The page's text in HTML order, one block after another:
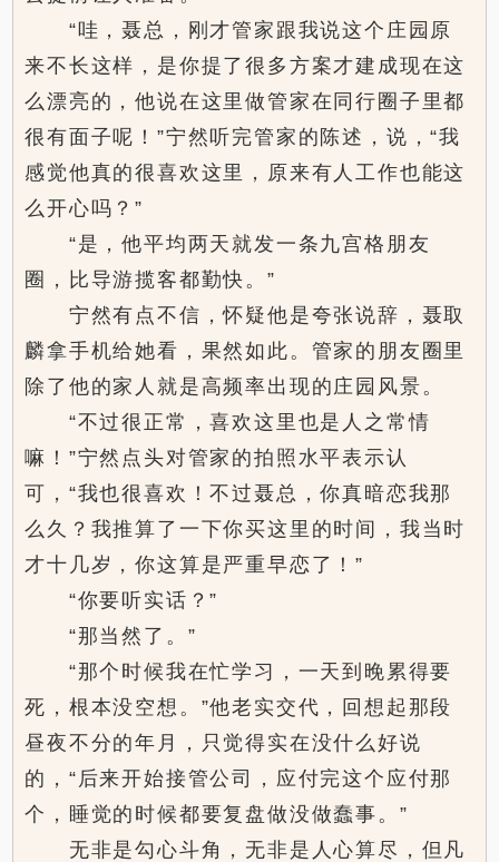
“哇，聂总，刚才管家跟我说这个庄园原
来不长这样，是你提了很多方案才建成现在这
么漂亮的，他说在这里做管家在同行圈子里都
很有面子呢！”宁然听完管家的陈述，说，“我
感觉他真的很喜欢这里，原来有人工作也能这
么开心吗？”
“是，他平均两天就发一条九宫格朋友
圈，比导游揽客都勤快。”
宁然有点不信，怀疑他是夸张说辞，聂取
麟拿手机给她看，果然如此。管家的朋友圈里
除了他的家人就是高频率出现的庄园风景。
“不过很正常，喜欢这里也是人之常情
嘛！”宁然点头对管家的拍照水平表示认
可，“我也很喜欢！不过聂总，你真暗恋我那
么久？我推算了一下你买这里的时间，我当时
才十几岁，你这算是严重早恋了！”
“你要听实话？”
“那当然了。”
“那个时候我在忙学习，一天到晚累得要
死，根本没空想。”他老实交代，回想起那段
昼夜不分的年月，只觉得实在没什么好说
的，“后来开始接管公司，应付完这个应付那
个，睡觉的时候都要复盘做没做蠢事。”
无非是勾心斗角，无非是人心算尽，但凡